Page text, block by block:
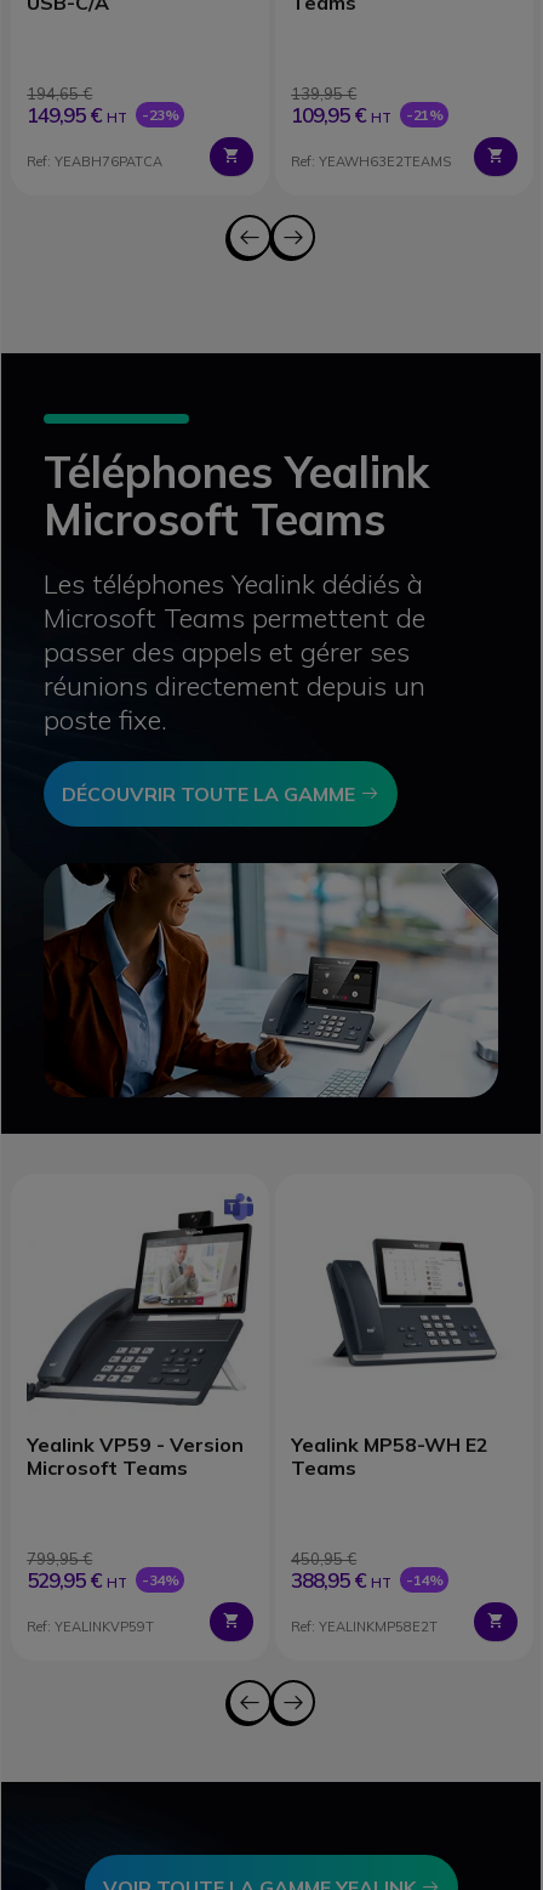
194,65 €
149,95 € HT -23%
Ref: YEABH76PATCA
139,95 €
109,95 € HT -21%
Ref: YEAWH63E2TEAMS
Téléphones Yealink
Microsoft Teams
Les téléphones Yealink dédiés à
Microsoft Teams permettent de
passer des appels et gérer ses
réunions directement depuis un
poste fixe.
DÉCOUVRIR TOUTE LA GAMME Icon
Yealink VP59 - Version
Microsoft Teams
799,95 €
529,95 € HT -34%
Ref: YEALINKVP59T
Yealink MP58-WH E2
Teams
450,95 €
388,95 € HT -14%
Ref: YEALINKMP58E2T
Icon